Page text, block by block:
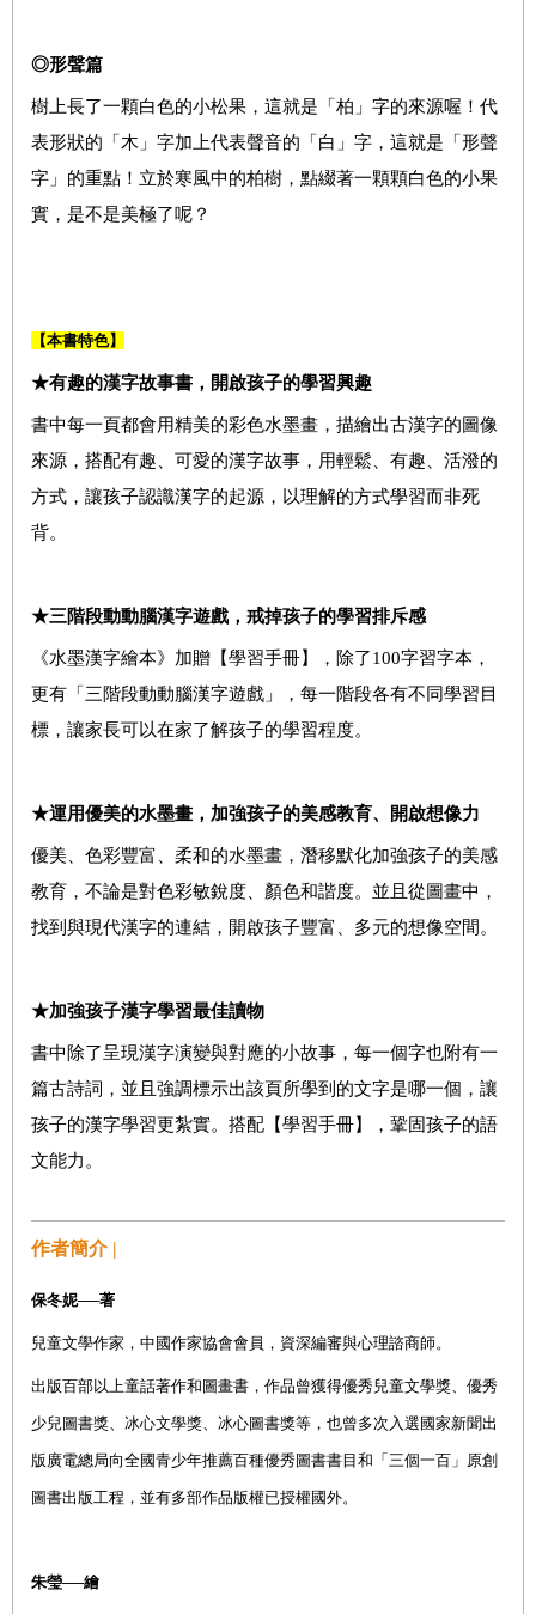
◎形聲篇
樹上長了一顆白色的小松果，這就是「柏」字的來源喔！代
表形狀的「木」字加上代表聲音的「白」字，這就是「形聲
字」的重點！立於寒風中的柏樹，點綴著一顆顆白色的小果
實，是不是美極了呢？
【本書特色】
★有趣的漢字故事書，開啟孩子的學習興趣
書中每一頁都會用精美的彩色水墨畫，描繪出古漢字的圖像
來源，搭配有趣、可愛的漢字故事，用輕鬆、有趣、活潑的
方式，讓孩子認識漢字的起源，以理解的方式學習而非死
背。
★三階段動動腦漢字遊戲，戒掉孩子的學習排斥感
《水墨漢字繪本》加贈【學習手冊】，除了100字習字本，
更有「三階段動動腦漢字遊戲」，每一階段各有不同學習目
標，讓家長可以在家了解孩子的學習程度。
★運用優美的水墨畫，加強孩子的美感教育、開啟想像力
優美、色彩豐富、柔和的水墨畫，潛移默化加強孩子的美感
教育，不論是對色彩敏銳度、顏色和諧度。並且從圖畫中，
找到與現代漢字的連結，開啟孩子豐富、多元的想像空間。
★加強孩子漢字學習最佳讀物
書中除了呈現漢字演變與對應的小故事，每一個字也附有一
篇古詩詞，並且強調標示出該頁所學到的文字是哪一個，讓
孩子的漢字學習更紮實。搭配【學習手冊】，鞏固孩子的語
文能力。
作者簡介 |
保冬妮──著
兒童文學作家，中國作家協會會員，資深編審與心理諮商師。
出版百部以上童話著作和圖畫書，作品曾獲得優秀兒童文學獎、優秀
少兒圖書獎、冰心文學獎、冰心圖書獎等，也曾多次入選國家新聞出
版廣電總局向全國青少年推薦百種優秀圖書書目和「三個一百」原創
圖書出版工程，並有多部作品版權已授權國外。
朱瑩──繪